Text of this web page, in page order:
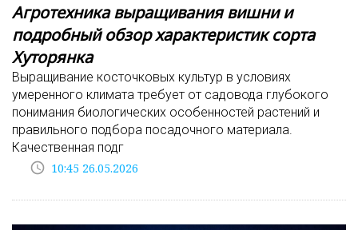
Агротехника выращивания вишни и
подробный обзор характеристик сорта
Хуторянка
Выращивание косточковых культур в условиях
умеренного климата требует от садовода глубокого
понимания биологических особенностей растений и
правильного подбора посадочного материала.
Качественная подг
access_time 10:45 26.05.2026